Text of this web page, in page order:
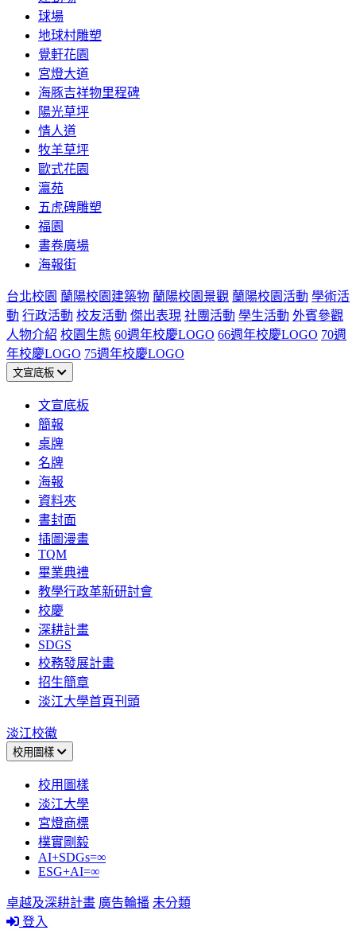
球場
地球村雕塑
覺軒花園
宮燈大道
海豚吉祥物里程碑
陽光草坪
情人道
牧羊草坪
歐式花園
瀛苑
五虎碑雕塑
福園
書卷廣場
海報街
台北校園 蘭陽校園建築物 蘭陽校園景觀 蘭陽校園活動 學術活
動 行政活動 校友活動 傑出表現 社團活動 學生活動 外賓參觀
人物介紹 校園生態 60週年校慶LOGO 66週年校慶LOGO 70週
年校慶LOGO 75週年校慶LOGO
文宣底板
文宣底板
簡報
桌牌
名牌
海報
資料夾
書封面
插圖漫畫
TQM
畢業典禮
教學行政革新研討會
校慶
深耕計畫
SDGS
校務發展計畫
招生簡章
淡江大學首頁刊頭
淡江校徽
校用圖樣
校用圖樣
淡江大學
宮燈商標
樸實剛毅
AI+SDGs=∞
ESG+AI=∞
卓越及深耕計畫 廣告輪播 未分類
登入